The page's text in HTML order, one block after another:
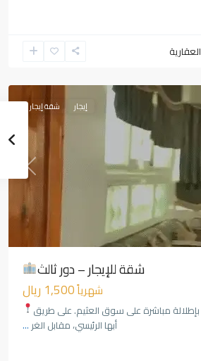
إيجار شقة إيجار
شقة للإيجار – دور ثالث
شهرياً1,500 ريال
بإطلالة مباشرة على سوق العثيم. على طريق
أبها الرئيسي، مقابل الغر ...